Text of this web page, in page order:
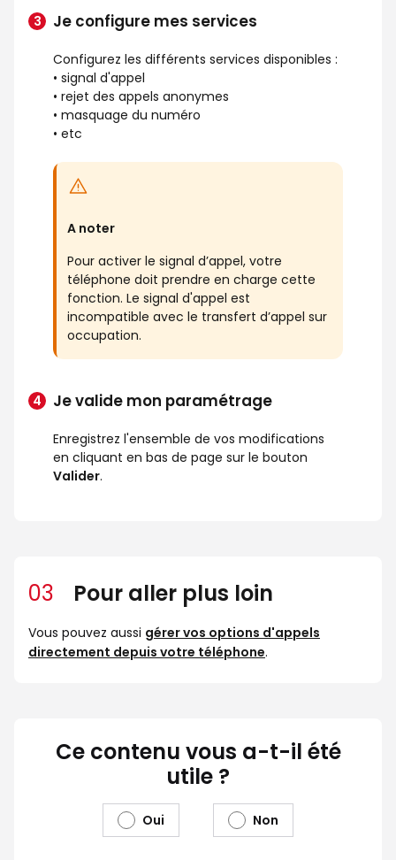
Je configure mes services
Configurez les différents services disponibles :
• signal d'appel
• rejet des appels anonymes
• masquage du numéro
• etc
A noter
Pour activer le signal d’appel, votre
téléphone doit prendre en charge cette
fonction. Le signal d'appel est
incompatible avec le transfert d’appel sur
occupation.
Je valide mon paramétrage
Enregistrez l'ensemble de vos modifications
en cliquant en bas de page sur le bouton
Valider.
03 Pour aller plus loin
Vous pouvez aussi gérer vos options d'appels
directement depuis votre téléphone.
Ce contenu vous a-t-il été
utile ?
Oui Non